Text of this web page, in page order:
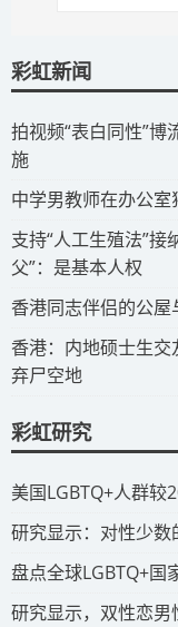
彩虹新闻
拍视频“表白同性”
施
中学男教师在办公
支持“人工生殖法”
父”：是基本人权
香港同志伴侣的公屋
香港：内地硕士生
弃尸空地
彩虹研究
美国LGBTQ+人群较
研究显示：对性少
盘点全球LGBTQ+国
研究显示，双性恋